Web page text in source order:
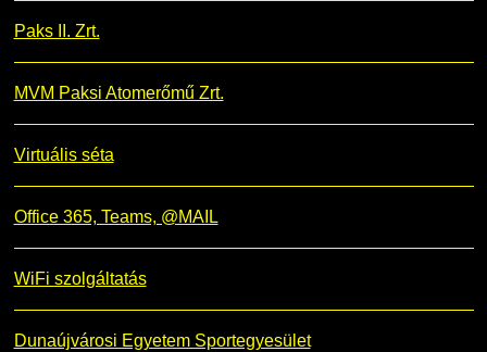
Paks II. Zrt.
MVM Paksi Atomerőmű Zrt.
Virtuális séta
Office 365, Teams, @MAIL
WiFi szolgáltatás
Dunaújvárosi Egyetem Sportegyesület